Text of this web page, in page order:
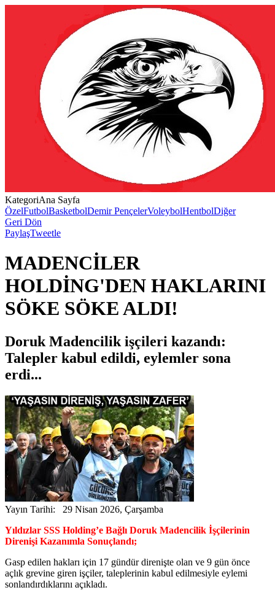
KategoriAna Sayfa
ÖzelFutbolBasketbolDemir PençelerVoleybolHentbolDiğer
Geri Dön
PaylaşTweetle
MADENCİLER
HOLDİNG'DEN HAKLARINI
SÖKE SÖKE ALDI!
Doruk Madencilik işçileri kazandı:
Talepler kabul edildi, eylemler sona
erdi...
Yayın Tarihi: 29 Nisan 2026, Çarşamba
Yıldızlar SSS Holding’e Bağlı Doruk Madencilik İşçilerinin
Direnişi Kazanımla Sonuçlandı;
Gasp edilen hakları için 17 gündür direnişte olan ve 9 gün önce
açlık grevine giren işçiler, taleplerinin kabul edilmesiyle eylemi
sonlandırdıklarını açıkladı.